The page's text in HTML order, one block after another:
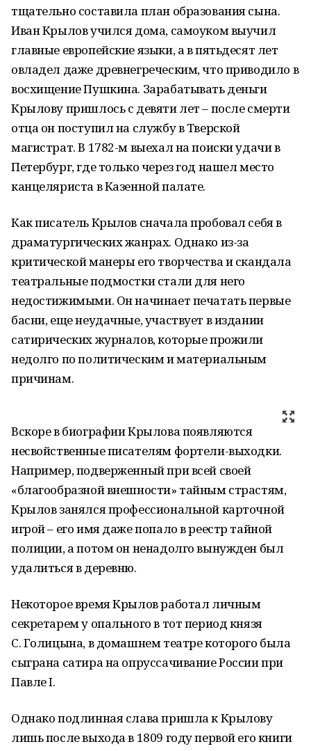
тщательно составила план образования сына.
Иван Крылов учился дома, самоуком выучил
главные европейские языки, а в пятьдесят лет
овладел даже древнегреческим, что приводило в
восхищение Пушкина. Зарабатывать деньги
Крылову пришлось с девяти лет – после смерти
отца он поступил на службу в Тверской
магистрат. В 1782-м выехал на поиски удачи в
Петербург, где только через год нашел место
канцеляриста в Казенной палате.
Как писатель Крылов сначала пробовал себя в
драматургических жанрах. Однако из-за
критической манеры его творчества и скандала
театральные подмостки стали для него
недостижимыми. Он начинает печатать первые
басни, еще неудачные, участвует в издании
сатирических журналов, которые прожили
недолго по политическим и материальным
причинам.
Вскоре в биографии Крылова появляются
несвойственные писателям фортели-выходки.
Например, подверженный при всей своей
«благообразной внешности» тайным страстям,
Крылов занялся профессиональной карточной
игрой – его имя даже попало в реестр тайной
полиции, а потом он ненадолго вынужден был
удалиться в деревню.
Некоторое время Крылов работал личным
секретарем у опального в тот период князя
С. Голицына, в домашнем театре которого была
сыграна сатира на опруссачивание России при
Павле I.
Однако подлинная слава пришла к Крылову
лишь после выхода в 1809 году первой его книги